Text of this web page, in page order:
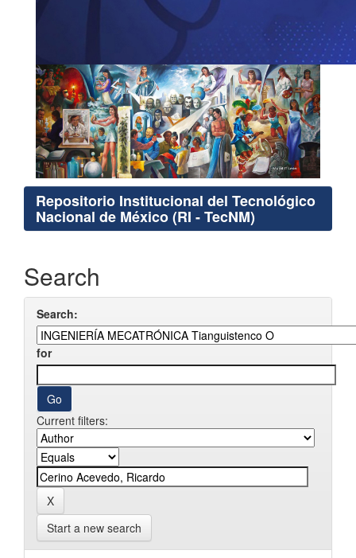
Repositorio Institucional del Tecnológico
Nacional de México (RI - TecNM)
Search
Search:
for
Current filters:
Start a new search